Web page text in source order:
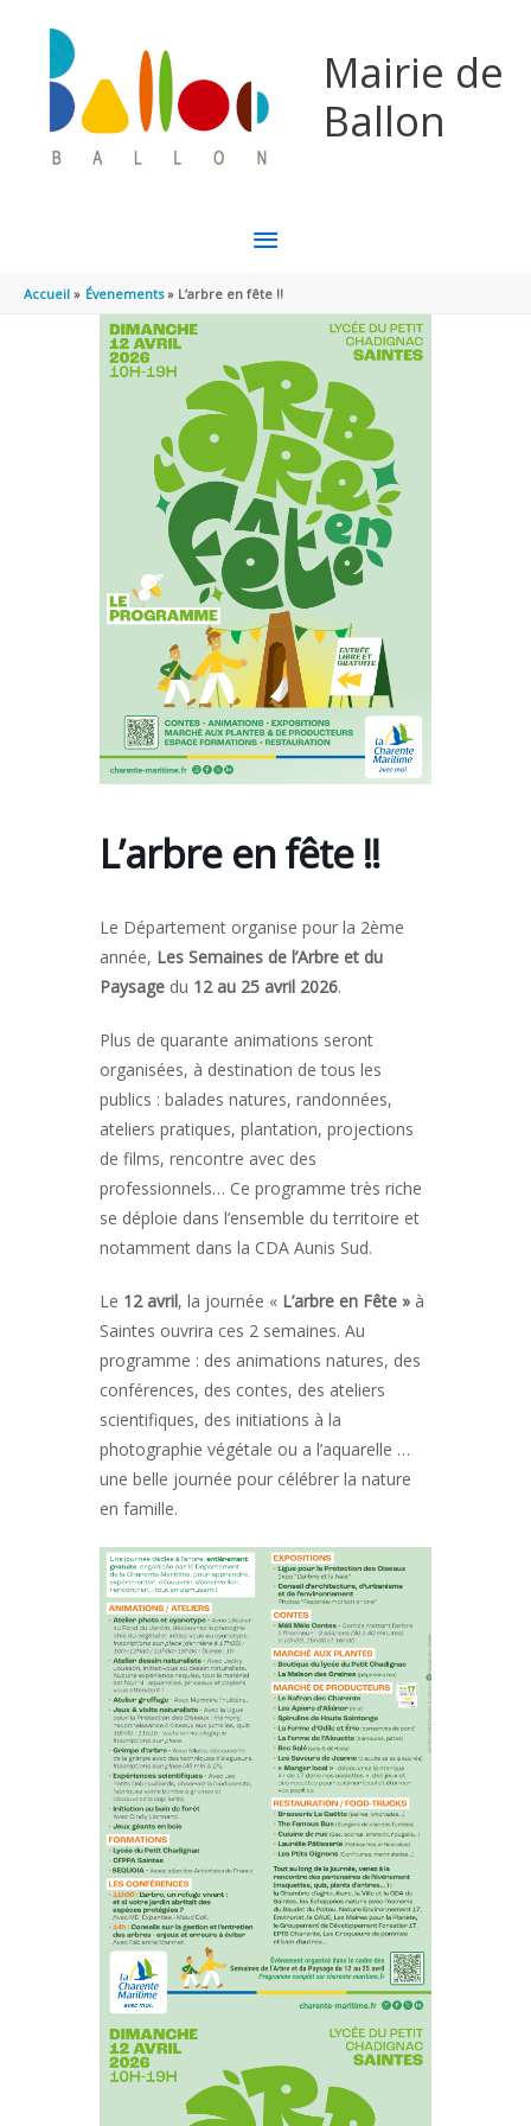
Mairie de
Ballon
MENU
PRINCIPAL
Accueil Évenements L’arbre en fête !!
L’arbre en fête !!
Le Département organise pour la 2ème
année, Les Semaines de l’Arbre et du
Paysage du 12 au 25 avril 2026.
Plus de quarante animations seront
organisées, à destination de tous les
publics : balades natures, randonnées,
ateliers pratiques, plantation, projections
de films, rencontre avec des
professionnels… Ce programme très riche
se déploie dans l’ensemble du territoire et
notamment dans la CDA Aunis Sud.
Le 12 avril, la journée « L’arbre en Fête » à
Saintes ouvrira ces 2 semaines. Au
programme : des animations natures, des
conférences, des contes, des ateliers
scientifiques, des initiations à la
photographie végétale ou a l’aquarelle …
une belle journée pour célébrer la nature
en famille.